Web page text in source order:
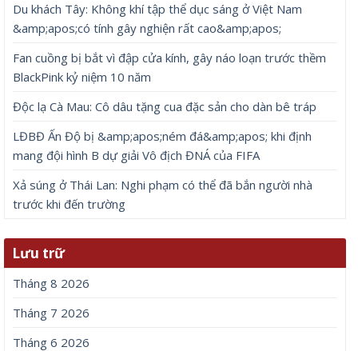
Du khách Tây: Không khí tập thể dục sáng ở Việt Nam
&amp;apos;có tính gây nghiện rất cao&amp;apos;
Fan cuồng bị bắt vì đập cửa kính, gây náo loạn trước thềm
BlackPink kỷ niệm 10 năm
Độc lạ Cà Mau: Cô dâu tặng cua đặc sản cho dàn bê tráp
LĐBĐ Ấn Độ bị &amp;apos;ném đá&amp;apos; khi định
mang đội hình B dự giải Vô địch ĐNÁ của FIFA
Xả súng ở Thái Lan: Nghi phạm có thể đã bắn người nhà
trước khi đến trường
Lưu trữ
Tháng 8 2026
Tháng 7 2026
Tháng 6 2026